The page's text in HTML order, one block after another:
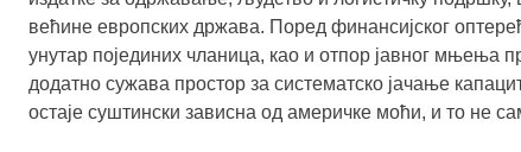
већине европских држава. Поред финансијског
унутар појединих чланица, као и отпор јавног
додатно сужава простор за систематско јачање
остаје суштински зависна од америчке моћи, и то не